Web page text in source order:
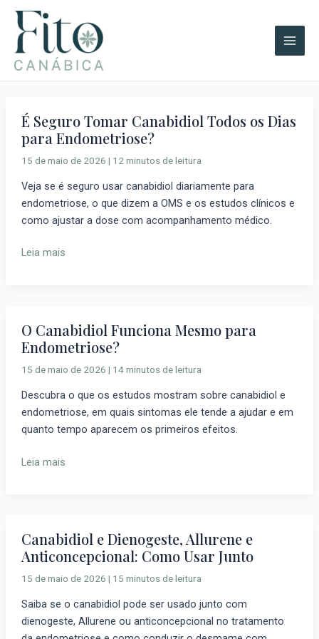
para
conteúdo
É Seguro Tomar Canabidiol Todos os Dias
para Endometriose?
15 de maio de 2026 | 12 minutos de leitura
Veja se é seguro usar canabidiol diariamente para
endometriose, o que dizem a OMS e os estudos clínicos e
como ajustar a dose com acompanhamento médico.
É
Seguro
Tomar
Todos
os
Dias
Endometriose?
Leia mais
O Canabidiol Funciona Mesmo para
Endometriose?
15 de maio de 2026 | 14 minutos de leitura
Descubra o que os estudos mostram sobre canabidiol e
endometriose, em quais sintomas ele tende a ajudar e em
quanto tempo aparecem os primeiros efeitos.
O
Canabidiol
Funciona
para
Endometriose?
Leia mais
Canabidiol e Dienogeste, Allurene e
Anticoncepcional: Como Usar Junto
15 de maio de 2026 | 15 minutos de leitura
Saiba se o canabidiol pode ser usado junto com
dienogeste, Allurene ou anticoncepcional no tratamento
Canabidiol
e
Dienogeste,
e
Anticoncepcional:
Post
pagination
A
r
q
u
o